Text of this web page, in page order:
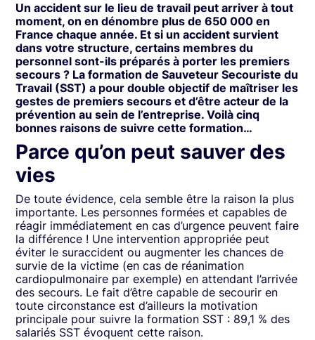
Un accident sur le lieu de travail peut arriver à tout
moment, on en dénombre plus de 650 000 en
France chaque année. Et si un accident survient
dans votre structure, certains membres du
personnel sont-ils préparés à porter les premiers
secours ? La formation de Sauveteur Secouriste du
Travail (SST) a pour double objectif de maîtriser les
gestes de premiers secours et d’être acteur de la
prévention au sein de l’entreprise. Voilà cinq
bonnes raisons de suivre cette formation…
Parce qu’on peut sauver des
vies
De toute évidence, cela semble être la raison la plus
importante. Les personnes formées et capables de
réagir immédiatement en cas d’urgence peuvent faire
la différence ! Une intervention appropriée peut
éviter le suraccident ou augmenter les chances de
survie de la victime (en cas de réanimation
cardiopulmonaire par exemple) en attendant l’arrivée
des secours. Le fait d’être capable de secourir en
toute circonstance est d’ailleurs la motivation
principale pour suivre la formation SST : 89,1 % des
salariés SST évoquent cette raison.